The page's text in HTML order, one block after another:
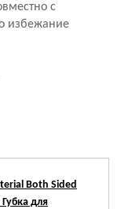
с
избежание
Both Sided
для